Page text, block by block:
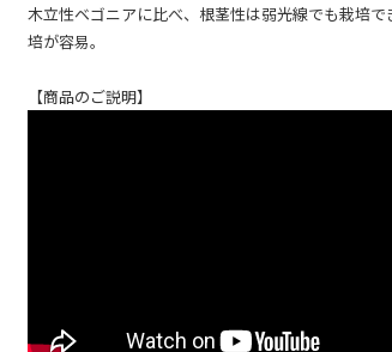
木立性ベゴニアに比べ、根茎性は弱光線でも栽培で
培が容易。
【商品のご説明】